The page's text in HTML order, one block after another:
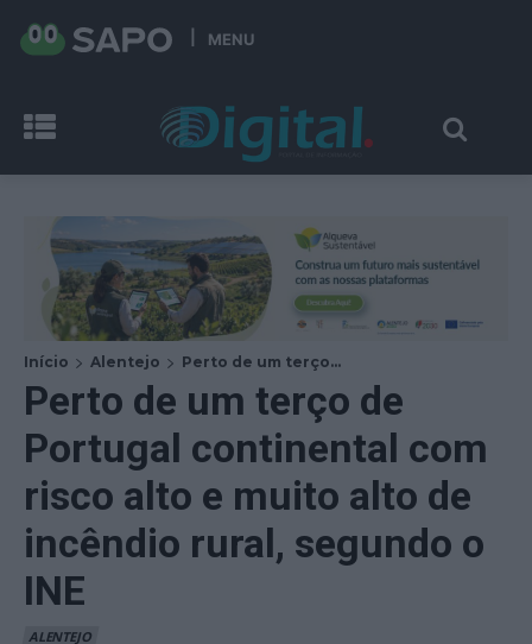
MENU
Início Alentejo Perto de um terço...
Perto de um terço de
Portugal continental com
risco alto e muito alto de
incêndio rural, segundo o
INE
ALENTEJO